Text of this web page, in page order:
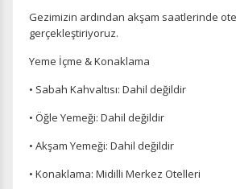
Gezimizin ardından akşam saatlerinde
gerçekleştiriyoruz.
Yeme İçme & Konaklama
• Sabah Kahvaltısı: Dahil değildir
• Öğle Yemeği: Dahil değildir
• Akşam Yemeği: Dahil değildir
• Konaklama: Midilli Merkez Otelleri